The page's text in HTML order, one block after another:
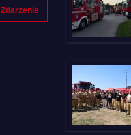
Zdarzenie